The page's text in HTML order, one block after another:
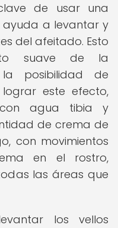
de usar una
a levantar y
del afeitado. Esto
suave de la
la posibilidad de
este efecto,
agua tibia y
de crema de
con movimientos
en el rostro,
las áreas que
los vellos